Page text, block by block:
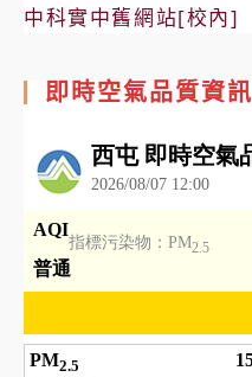
中科實中舊網站[校內]
即時空氣品質資訊